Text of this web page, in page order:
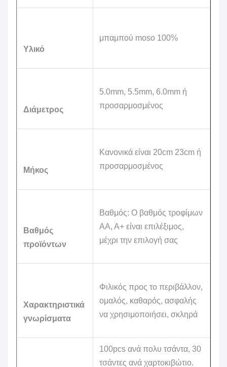
Υλικό
μπαμπού moso 100%
Διάμετρος
5.0mm, 5.5mm, 6.0mm ή
προσαρμοσμένος
Μήκος
Κανονικά είναι 20cm 23cm ή
προσαρμοσμένος
Βαθμός
προϊόντων
Βαθμός: Ο βαθμός τροφίμων
AA, A+ είναι επιλέξιμος,
μέχρι την επιλογή σας
Χαρακτηριστικά
γνωρίσματα
Φιλικός προς το περιβάλλον,
ομαλός, καθαρός, ασφαλής
να χρησιμοποιήσει, σκληρά
100pcs ανά πολυ τσάντα, 30
τσάντες ανά χαρτοκιβώτιο.